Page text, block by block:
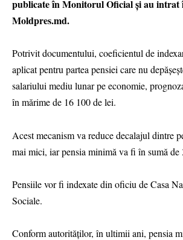
publicate în Monitorul Oficial și au intrat
Moldpres.md.
Potrivit documentului, coeficientul de
aplicat pentru partea pensiei care nu
salariului mediu lunar pe economie,
în mărime de 16 100 de lei.
Acest mecanism va reduce decalajul dintre
mai mici, iar pensia minimă va fi în sumă de
Pensiile vor fi indexate din oficiu de Casa
Sociale.
Conform autorităților, în ultimii ani, pensia